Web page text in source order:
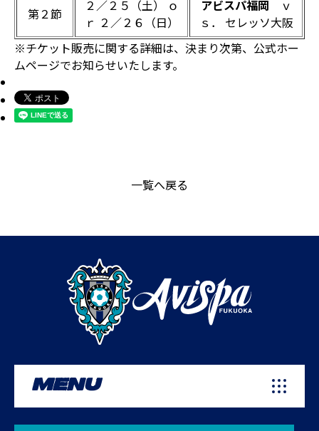
第２節
２／２５（土） ｏ
ｒ ２／２６（日）
アビスパ福岡 ｖ
ｓ． セレッソ大阪
※チケット販売に関する詳細は、決まり次第、公式ホー
ムページでお知らせいたします。
一覧へ戻る
MENU